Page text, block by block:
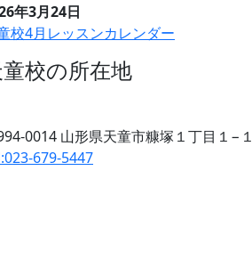
年3月24日
校4月レッスンカレンダー
校の所在地
0014 山形県天童市糠塚１丁目１−１
679-5447